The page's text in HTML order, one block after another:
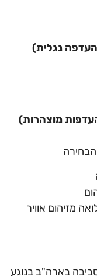
נגלית)
מוצהרות)
מזיהום אוויר
הסביבה בארה"ב בנוגע